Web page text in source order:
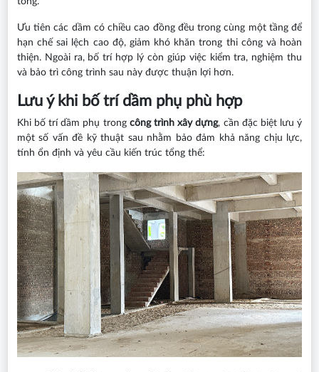
Ưu tiên các dầm có chiều cao đồng đều trong cùng một tầng để
hạn chế sai lệch cao độ, giảm khó khăn trong thi công và hoàn
thiện. Ngoài ra, bố trí hợp lý còn giúp việc kiểm tra, nghiệm thu
và bảo trì công trình sau này được thuận lợi hơn.
Lưu ý khi bố trí dầm phụ phù hợp
Khi bố trí dầm phụ trong công trình xây dựng, cần đặc biệt lưu ý
một số vấn đề kỹ thuật sau nhằm bảo đảm khả năng chịu lực,
tính ổn định và yêu cầu kiến trúc tổng thể: